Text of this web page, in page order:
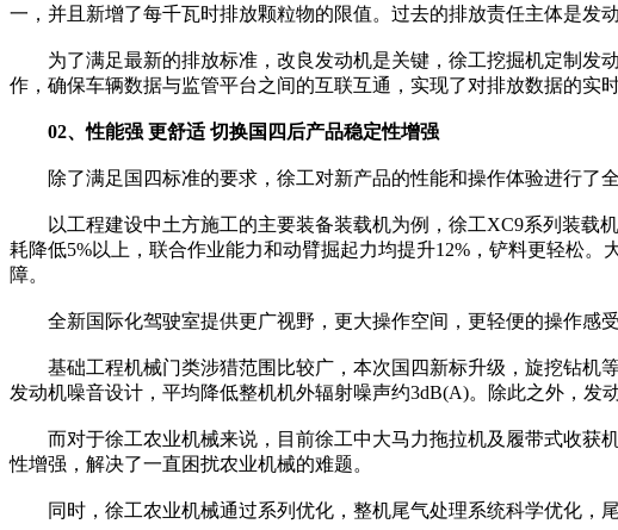
一，并且新增了每千瓦时排放颗粒物的限值。过去的排放责任主体是发
为了满足最新的排放标准，改良发动机是关键，徐工挖掘机定制发
作，确保车辆数据与监管平台之间的互联互通，实现了对排放数据的实时
02、性能强 更舒适 切换国四后产品稳定性增强
除了满足国四标准的要求，徐工对新产品的性能和操作体验进行了全
以工程建设中土方施工的主要装备装载机为例，徐工XC9系列装载机
耗降低5%以上，联合作业能力和动臂掘起力均提升12%，铲料更轻松
障。
全新国际化驾驶室提供更广视野，更大操作空间，更轻便的操作感受
基础工程机械门类涉猎范围比较广，本次国四新标升级，旋挖钻机
发动机噪音设计，平均降低整机机外辐射噪声约3dB(A)。除此之外，发
而对于徐工农业机械来说，目前徐工中大马力拖拉机及履带式收获
性增强，解决了一直困扰农业机械的难题。
同时，徐工农业机械通过系列优化，整机尾气处理系统科学优化，尾